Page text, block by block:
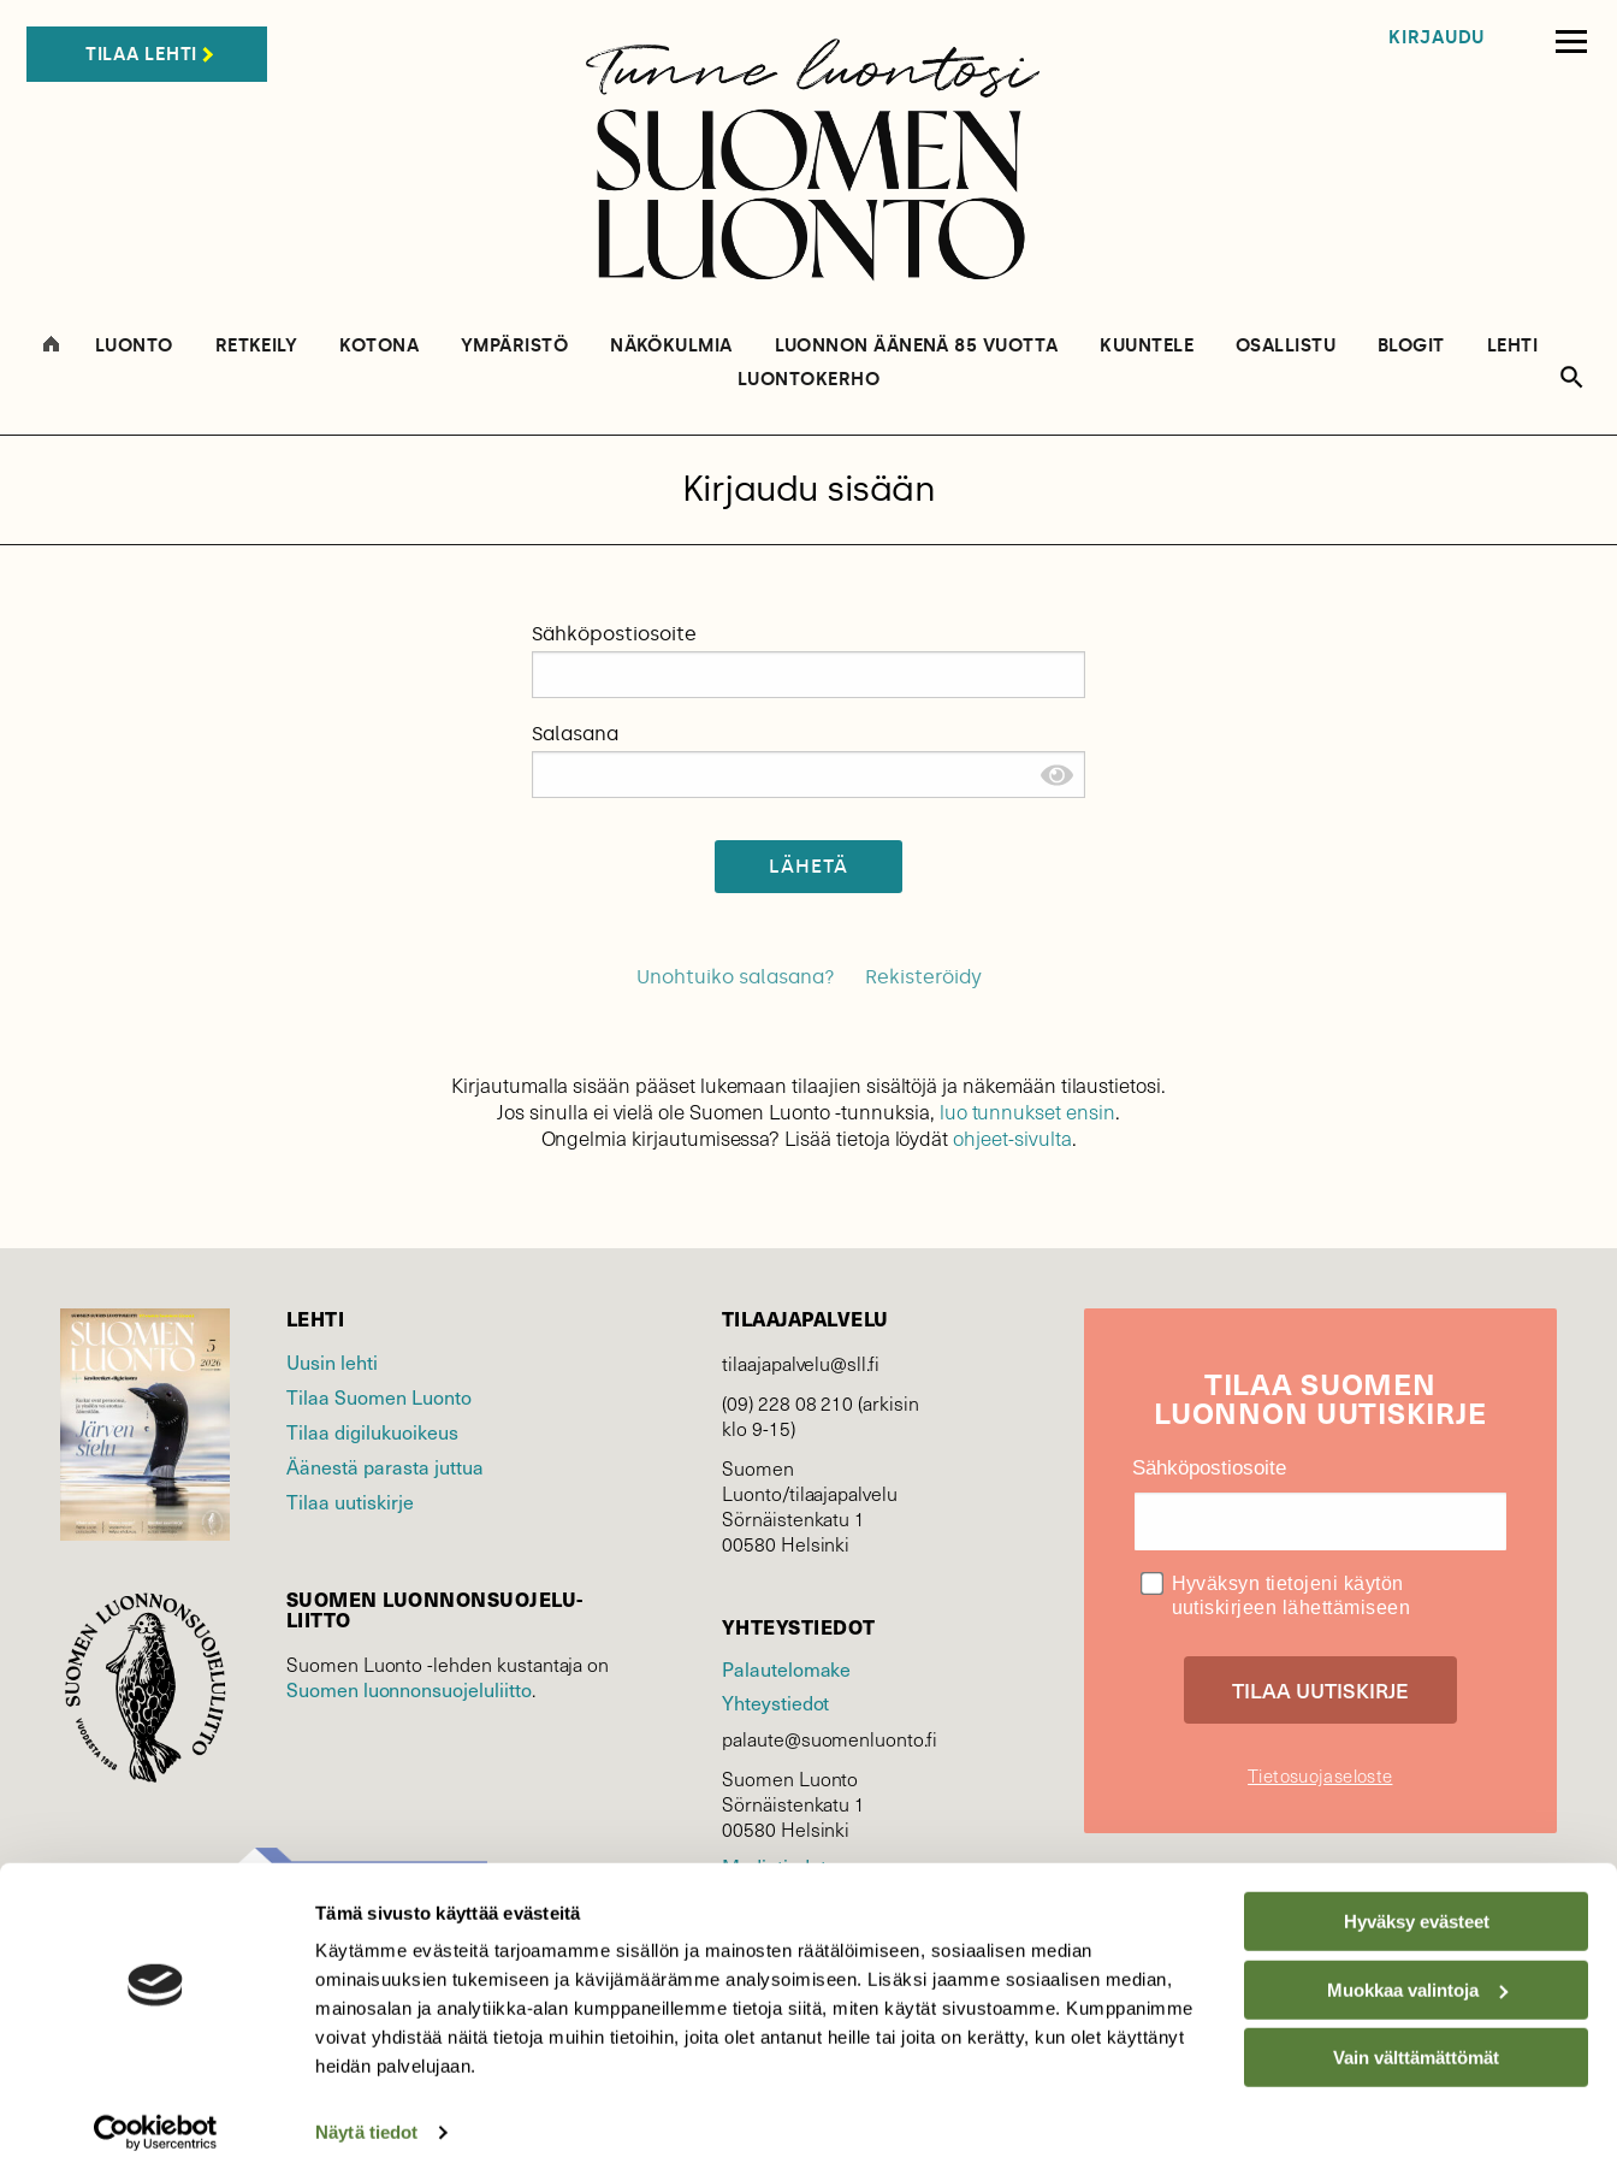
Tämä sivusto käyttää evästeitä
Käytämme evästeitä tarjoamamme sisällön ja mainosten räätälöimiseen, sosiaalisen median
ominaisuuksien tukemiseen ja kävijämäärämme analysoimiseen. Lisäksi jaamme sosiaalisen median,
mainosalan ja analytiikka-alan kumppaneillemme tietoja siitä, miten käytät sivustoamme. Kumppanimme
voivat yhdistää näitä tietoja muihin tietoihin, joita olet antanut heille tai joita on kerätty, kun olet käyttänyt
heidän palvelujaan.
Näytä tiedot
Hyväksy evästeet
Muokkaa valintoja
Vain välttämättömät
TILAA LEHTI
KIRJAUDU
LUONTO RETKEILY KOTONA YMPÄRISTÖ NÄKÖKULMIA LUONNON ÄÄNENÄ 85 VUOTTA KUUNTELE OSALLISTU BLOGIT
LEHTI
LUONTOKERHO
Kirjaudu sisään
Sähköpostiosoite
Salasana
LÄHETÄ
Unohtuiko salasana? Rekisteröidy
Kirjautumalla sisään pääset lukemaan tilaajien sisältöjä ja näkemään tilaustietosi.
Jos sinulla ei vielä ole Suomen Luonto -tunnuksia, luo tunnukset ensin.
Ongelmia kirjautumisessa? Lisää tietoja löydätohjeet-sivulta.
LEHTI
Uusin lehti
Tilaa Suomen Luonto
Tilaa digilukuoikeus
Äänestä parasta juttua
Tilaa uutiskirje
SUOMEN LUONNON­SUOJELU­
LIITTO
Suomen Luonto -lehden kustantaja on
Suomen luonnonsuojelu­liitto.
TILAAJAPALVELU
tilaajapalvelu@sll.fi
(09) 228 08 210 (arkisin
klo 9-15)
Suomen
Luonto/tilaajapalvelu
Sörnäistenkatu 1
00580 Helsinki
YHTEYSTIEDOT
Palautelomake
Yhteystiedot
palaute@suomenluonto.fi
Suomen Luonto
Sörnäistenkatu 1
00580 Helsinki
Mediatiedot
KIRJAUDU
TILAASUOMEN
LUONNON UUTIS­KIRJE
Sähköpostiosoite
Hyväksyn tietojeni käytön
uutiskirjeen lähettämiseen
Tietosuojaseloste